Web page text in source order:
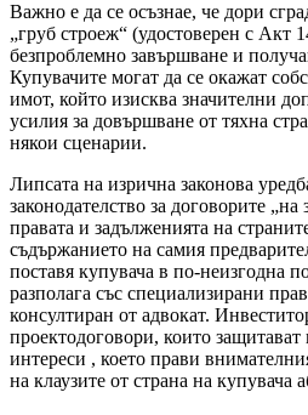
Важно е да се осъзнае, че дори
„груб строеж“ (удостоверен с Акт
безпроблемно завършване и
Купувачите могат да се окажат
имот, който изисква значителни
усилия за довършване от тяхна
някои сценарии.
Липсата на изрична законова
законодателство за договорите „на
правата и задълженията на
съдържанието на самия
поставя купувача в по-неизгодна
разполага със специализирани
консултиран от адвокат.
проектодоговори, които
интереси , което прави
на клаузите от страна на купувача